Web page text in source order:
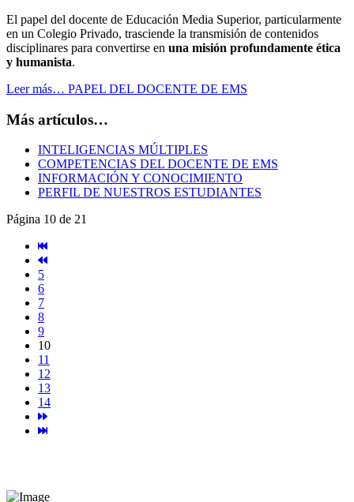
El papel del docente de Educación Media Superior, particularmente
en un Colegio Privado, trasciende la transmisión de contenidos
disciplinares para convertirse en una misión profundamente ética
y humanista.
Leer más… PAPEL DEL DOCENTE DE EMS
Más artículos…
INTELIGENCIAS MÚLTIPLES
COMPETENCIAS DEL DOCENTE DE EMS
INFORMACIÓN Y CONOCIMIENTO
PERFIL DE NUESTROS ESTUDIANTES
Página 10 de 21
5
6
7
8
9
10
11
12
13
14